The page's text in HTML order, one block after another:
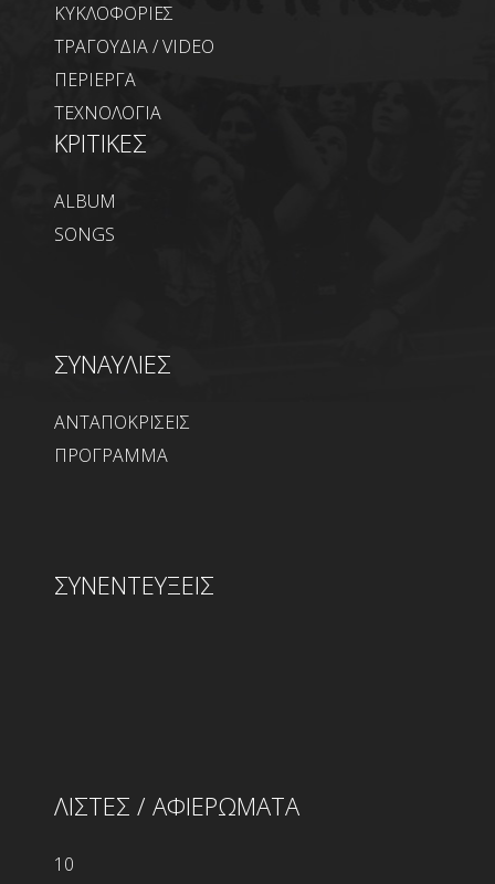
ΚΥΚΛΟΦΟΡΙΕΣ
ΤΡΑΓΟΥΔΙΑ / VIDEO
ΠΕΡΙΕΡΓΑ
ΤΕΧΝΟΛΟΓΙΑ
ΚΡΙΤΙΚΕΣ
ALBUM
SONGS
ΣΥΝΑΥΛΙΕΣ
ΑΝΤΑΠΟΚΡΙΣΕΙΣ
ΠΡΟΓΡΑΜΜΑ
ΣΥΝΕΝΤΕΥΞΕΙΣ
ΛΙΣΤΕΣ / ΑΦΙΕΡΩΜΑΤΑ
10